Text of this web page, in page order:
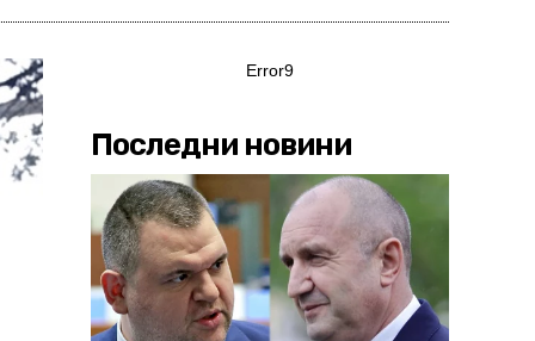
Error9
Последни новини